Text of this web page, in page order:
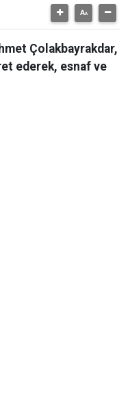
Çolakbayrakdar,
ederek, esnaf ve